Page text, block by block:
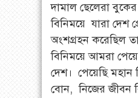
দামাল ছেলেরা
বিনিময়ে যারা দেশ
অংশগ্রহন করেছিল
বিনিময়ে আমরা
দেশ। পেয়েছি
বোন, নিজের জীবন